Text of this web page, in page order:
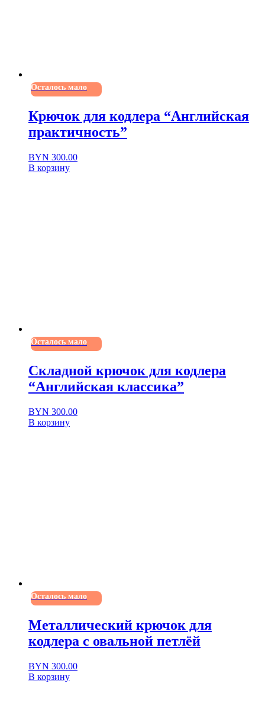
Осталось мало
Крючок для кодлера “Английская
практичность”
BYN 300.00
В корзину
Осталось мало
Складной крючок для кодлера
“Английская классика”
BYN 300.00
В корзину
Осталось мало
Металлический крючок для
кодлера с овальной петлёй
BYN 300.00
В корзину